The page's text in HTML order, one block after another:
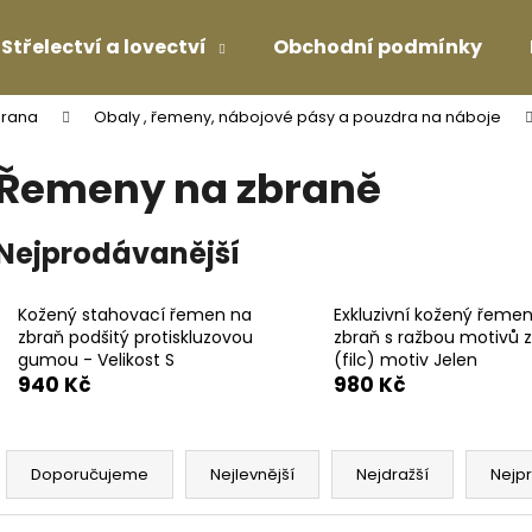
Střelectví a lovectví Obchodní podmínky
Obaly , řemeny, nábojové pásy a pouzdra na náboje
na zbraně
Kožený stahovací řemen na
zbraň podšitý protiskluzovou
gumou - Velikost S
940 Kč
Exkluzivní kožený
zbraň s ražbou motivů
(filc) motiv Jelen
980 Kč
Ř
Doporučujeme Nejlevnější Nejdražší
Co potřebujete najít?
Doporučujeme